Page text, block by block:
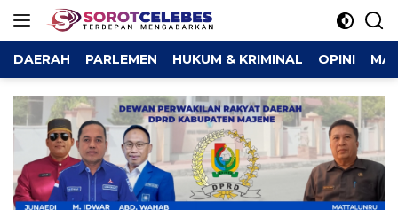
DAERAH PARLEMEN HUKUM & KRIMINAL OPINI